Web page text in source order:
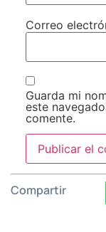
Correo
Guarda mi
este
comente.
Compartir